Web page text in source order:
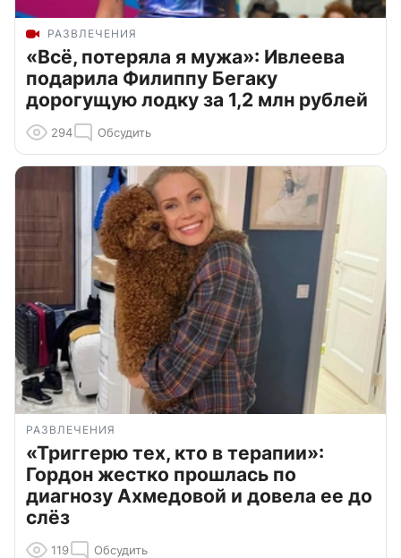
РАЗВЛЕЧЕНИЯ
«Всё, потеряла я мужа»: Ивлеева
подарила Филиппу Бегаку
дорогущую лодку за 1,2 млн рублей
294 Обсудить
РАЗВЛЕЧЕНИЯ
«Триггерю тех, кто в терапии»:
Гордон жестко прошлась по
диагнозу Ахмедовой и довела ее до
слёз
119 Обсудить